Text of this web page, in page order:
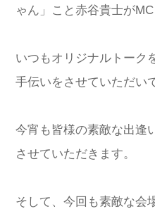
ゃん」こと赤谷貴士が
いつもオリジナルトーク
手伝いをさせていただい
今宵も皆様の素敵な出逢
させていただきます。
そして、今回も素敵な会